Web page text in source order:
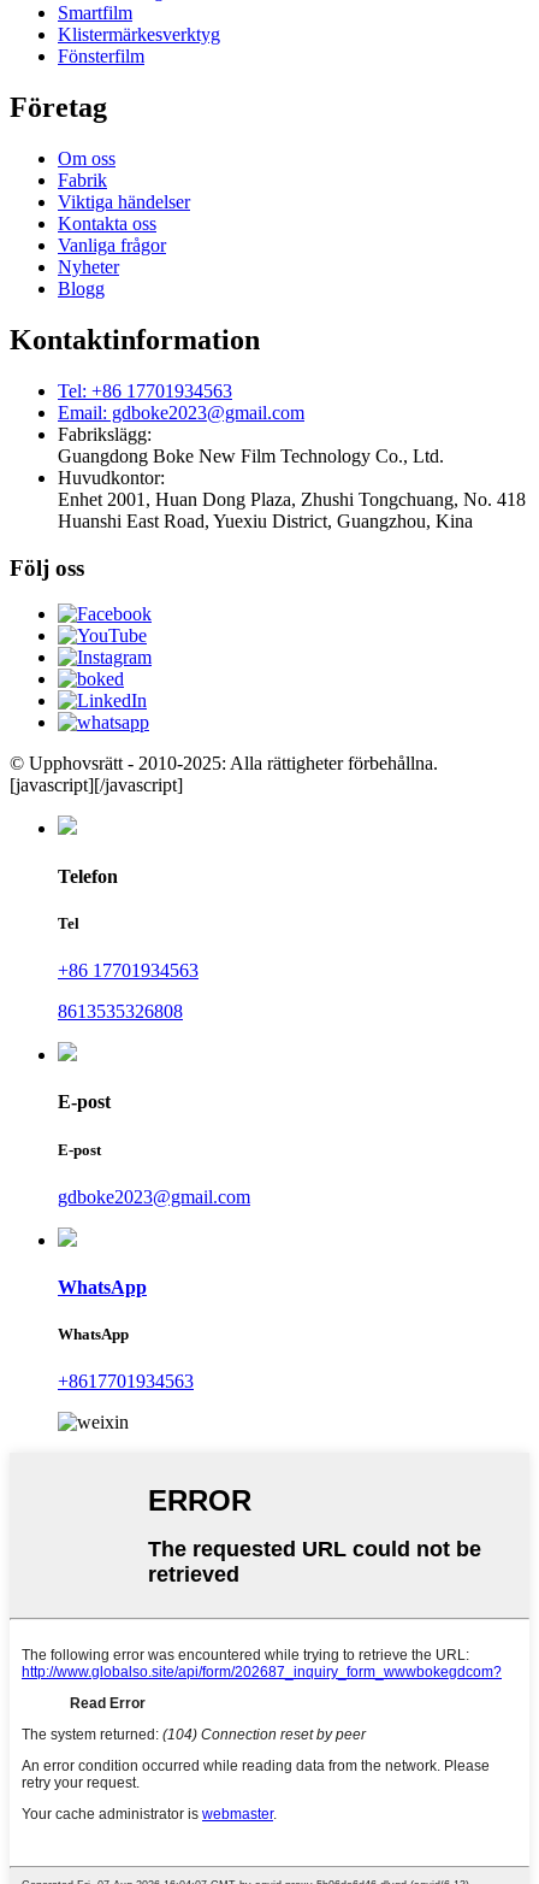
Smartfilm
Klistermärkesverktyg
Fönsterfilm
Företag
Om oss
Fabrik
Viktiga händelser
Kontakta oss
Vanliga frågor
Nyheter
Blogg
Kontaktinformation
Tel: +86 17701934563
Email: gdboke2023@gmail.com
Fabrikslägg:
Guangdong Boke New Film Technology Co., Ltd.
Huvudkontor:
Enhet 2001, Huan Dong Plaza, Zhushi Tongchuang, No. 418
Huanshi East Road, Yuexiu District, Guangzhou, Kina
Följ oss
© Upphovsrätt - 2010-2025: Alla rättigheter förbehållna.
[javascript] [/javascript]
Telefon
Tel
+86 17701934563
8613535326808
E-post
E-post
gdboke2023@gmail.com
WhatsApp
WhatsApp
+8617701934563